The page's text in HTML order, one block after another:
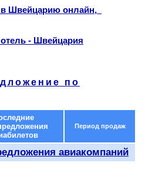
в Швейцарию онлайн,
- Швейцария
по
Период продаж
авиакомпаний